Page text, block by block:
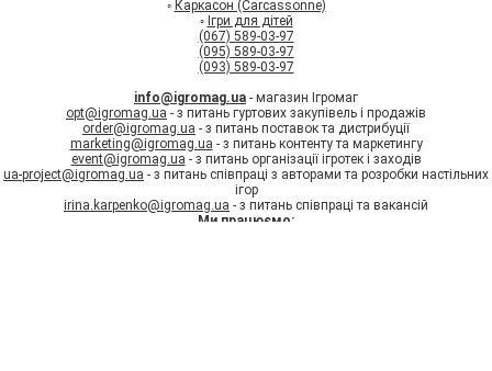
◦ Каркасон (Carcassonne)
◦ Ігри для дітей
(067) 589-03-97
(095) 589-03-97
(093) 589-03-97
info@igromag.ua - магазин Ігромаг
opt@igromag.ua - з питань гуртових закупівель і продажів
order@igromag.ua - з питань поставок та дистрибуції
marketing@igromag.ua - з питань контенту та маркетингу
event@igromag.ua - з питань організації ігротек і заходів
ua-project@igromag.ua - з питань співпраці з авторами та розробки настільних
ігор
irina.karpenko@igromag.ua - з питань співпраці та вакансій
Ми працюємо: